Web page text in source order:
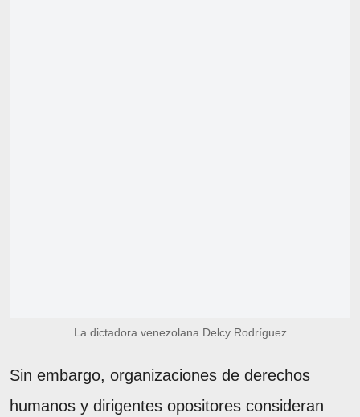
La dictadora venezolana Delcy Rodríguez
Sin embargo, organizaciones de derechos
humanos y dirigentes opositores consideran